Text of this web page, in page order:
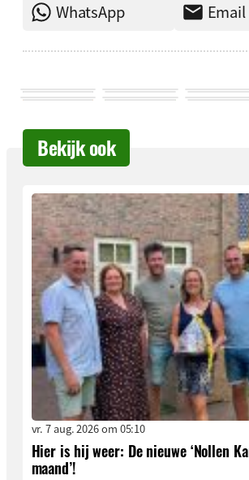
WhatsApp
Email
Bekijk ook
vr. 7 aug. 2026 om 05:10
Hier is hij weer: De nieuwe ‘Nollen
maand’!